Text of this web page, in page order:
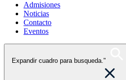
Admisiones
Noticias
Contacto
Eventos
Expandir cuadro para busqueda."